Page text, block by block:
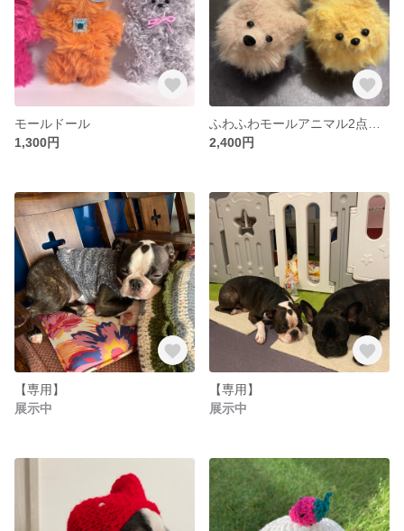
モールドール
1,300円
2,400円
【専用】
展示中
【専用】
展示中